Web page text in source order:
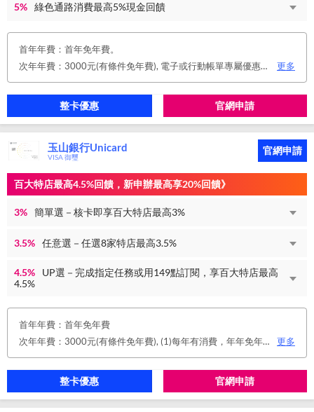
5% 綠色通路消費最高5%現金回饋
首年年費：首年免年費。
次年年費：3000元(有條件免年費), 電子或行動帳單專屬優惠： 申請信用卡電子或行動對帳單且取消實體帳單，於電子/行動帳單申請期間，正、附卡皆享免年費之優惠。 年度消費減免辦法： 第2年起，以收取年費當年前12個月累計消費滿NT$150,000或不限金額消費12次，即免收次年年費。 年費：正卡NT$3,000、附卡NT$1,500，附卡6張(含)以內免年費。
更多
整卡優惠 官網申請
玉山銀行Unicard
VISA 御璽
官網申請
百大特店最高4.5%回饋，新申辦最高享20%回饋》
3% 簡單選－核卡即享百大特店最高3%
3.5% 任意選－任選8家特店最高3.5%
4.5%
UP選－完成指定任務或用149點訂閱，享百大特店最高
4.5%
首年年費：首年免年費
次年年費：3000元(有條件免年費), (1)每年有消費，年年免年費。或(2)同時使用玉山帳戶自動扣繳信用卡款及帳單e化期間享免年費優惠。
更多
整卡優惠 官網申請